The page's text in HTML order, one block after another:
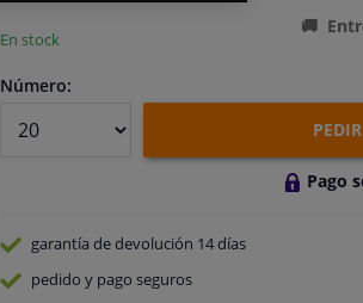
En stock
Número:
PEDIR
Pago
garantía de devolución 14 días
pedido y pago seguros